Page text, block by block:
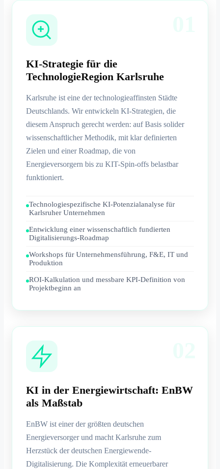
KI-Strategie für die
TechnologieRegion Karlsruhe
Karlsruhe ist eine der technologieaffinsten Städte
Deutschlands. Wir entwickeln KI-Strategien, die
diesem Anspruch gerecht werden: auf Basis solider
wissenschaftlicher Methodik, mit klar definierten
Zielen und einer Roadmap, die von
Energieversorgern bis zu KIT-Spin-offs belastbar
funktioniert.
Technologiespezifische KI-Potenzialanalyse für
Karlsruher Unternehmen
Entwicklung einer wissenschaftlich fundierten
Digitalisierungs-Roadmap
Workshops für Unternehmensführung, F&E, IT und
Produktion
ROI-Kalkulation und messbare KPI-Definition von
Projektbeginn an
KI in der Energiewirtschaft: EnBW
als Maßstab
EnBW ist einer der größten deutschen
Energieversorger und macht Karlsruhe zum
Herzstück der deutschen Energiewende-
Digitalisierung. Die Komplexität erneuerbarer